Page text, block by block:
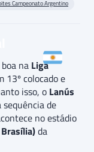
Campeonato Argentino
na Liga
13º colocado e
isso, o Lanús
de
no estádio
da